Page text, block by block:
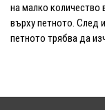
на малко количество
върху петното. След
петното трябва да